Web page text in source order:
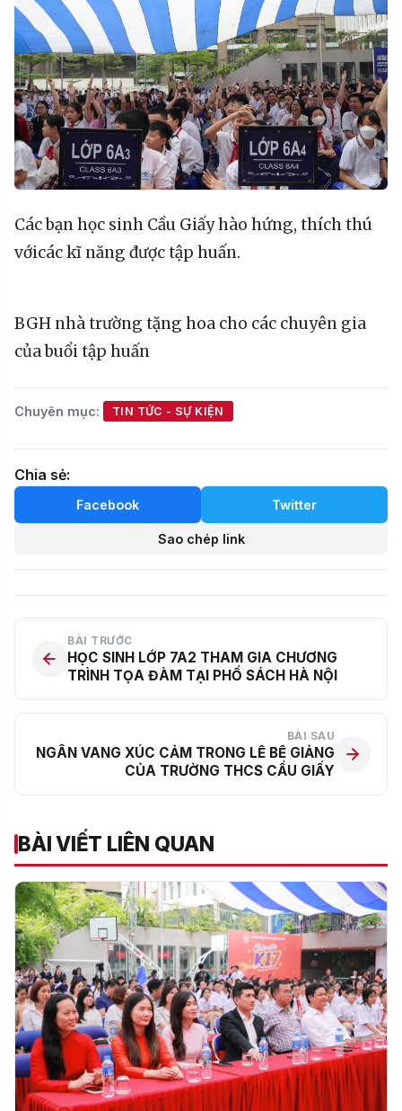
Cácbạnhọc sinh Cầu Giấyhào hứng, thíchthú
vớicáckĩ năng đượctập huấn.
BGH nhàtrường tặng hoa cho các chuyên gia
của buổitập huấn
Chuyên mục: TIN TỨC - SỰ KIỆN
Chia sẻ:
Facebook Twitter
Sao chép link
BÀI TRƯỚC
HỌC SINH LỚP 7A2 THAM GIA CHƯƠNG
TRÌNH TỌA ĐÀM TẠI PHỐ SÁCH HÀ NỘI
BÀI SAU
NGÂN VANG XÚC CẢM TRONG LỄ BẾ GIẢNG
CỦA TRƯỜNG THCS CẦU GIẤY
BÀI VIẾT LIÊN QUAN